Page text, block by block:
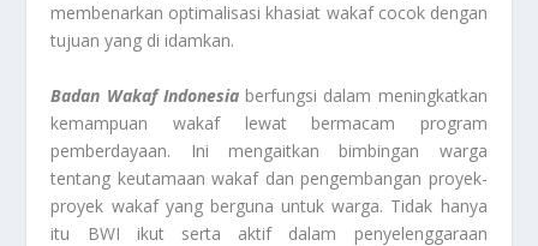
membenarkan optimalisasi khasiat wakaf cocok dengan
tujuan yang di idamkan.
Badan Wakaf Indonesiaberfungsi dalam meningkatkan
kemampuan wakaf lewat bermacam program
pemberdayaan. Ini mengaitkan bimbingan warga
tentang keutamaan wakaf dan pengembangan proyek-
proyek wakaf yang berguna untuk warga. Tidak hanya
itu BWI ikut serta aktif dalam penyelenggaraan